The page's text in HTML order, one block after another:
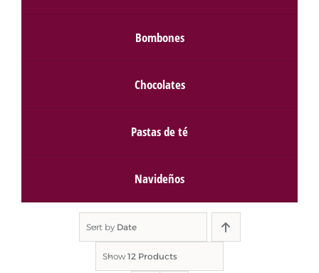
Bombones
Chocolates
Pastas de té
Navideños
Sort by Date
Show 12 Products